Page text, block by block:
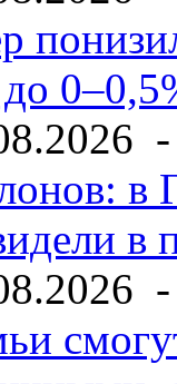
-
в
в
-